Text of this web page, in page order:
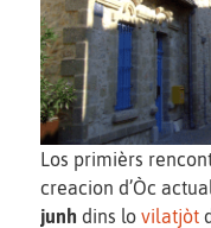
Los primièrs
creacion d’Òc
junh dins lo vilatjòt